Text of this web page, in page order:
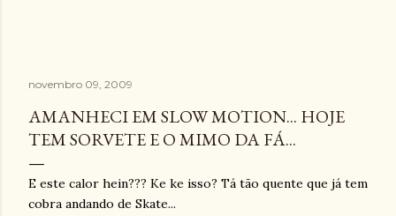
novembro 09, 2009
AMANHECI EM SLOW MOTION... HOJE
TEM SORVETE E O MIMO DA FÁ...
E este calor hein??? Ke ke isso? Tá tão quente que já tem
cobra andando de Skate...